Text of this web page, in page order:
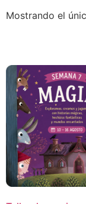
Mostrando el